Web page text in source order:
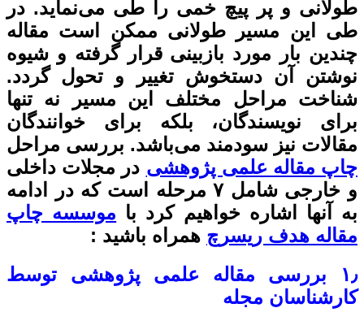
می‌نماید. در
است مقاله
گرفته و شیوه
و تحول گردد.
مسیر نه تنها
خوانندگان
بررسی مراحل
در مجلات داخلی
۷ مرحله است که در ادامه
با موسسه چاپ
:
پژوهشی توسط